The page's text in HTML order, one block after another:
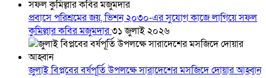
প্রবাসে পরিশ্রমের জয়, ভিশন ২০৩০-এর সুযোগ কাজে লাগিয়ে সফল
কুমিল্লার কবির মজুমদার৩১ জুলাই ২০২৬
জুলাই বিপ্লবের বর্ষপূর্তি উপলক্ষে সারাদেশের মসজিদে দোয়ার আহ্বান